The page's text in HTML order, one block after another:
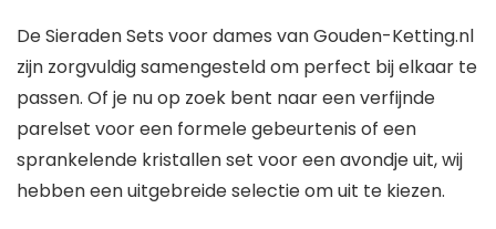
De Sieraden Sets voor dames van Gouden-Ketting.nl
zijn zorgvuldig samengesteld om perfect bij elkaar te
passen. Of je nu op zoek bent naar een verfijnde
parelset voor een formele gebeurtenis of een
sprankelende kristallen set voor een avondje uit, wij
hebben een uitgebreide selectie om uit te kiezen.